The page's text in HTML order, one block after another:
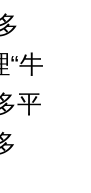
牛
平